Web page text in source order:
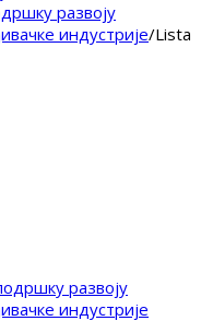
развоју
индустрије/Lista
развоју
индустрије